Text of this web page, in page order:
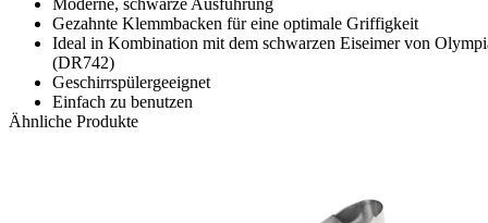
Gezahnte Klemmbacken für eine optimale Griffigkeit
Ideal in Kombination mit dem schwarzen Eiseimer von
(DR742)
Geschirrspülergeeignet
Einfach zu benutzen
Ähnliche Produkte